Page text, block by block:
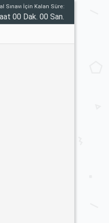
Sınavı İçin Kalan Süre:
00 Dak. 00 San.